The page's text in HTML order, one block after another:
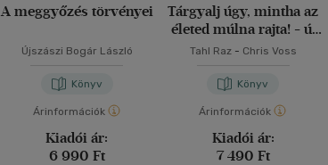
A meggyőzés törvényei
Újszászi Bogár László
Könyv
Árinformációk
Kiadói ár:
6 990 Ft
Tárgyalj úgy, mintha az
életed múlna rajta! - új
kiadás
Tahl Raz- Chris Voss
Könyv
Árinformációk
Kiadói ár:
7 490 Ft